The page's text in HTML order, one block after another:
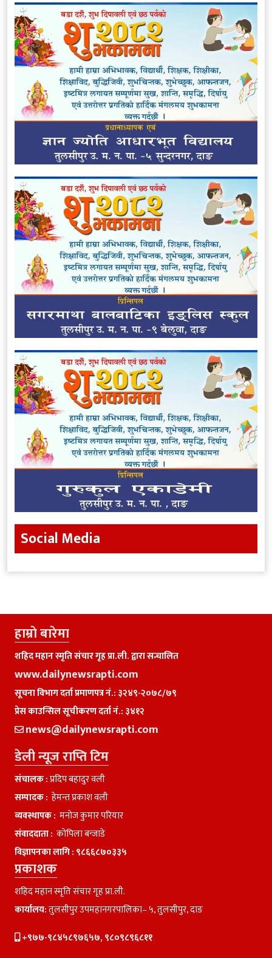
Social Media
हाम्राे बारेमा
शहिद महान स्मृति संचार गृह प्रा.ली. द्वारा सन्चालित
www.dailynewsrapti.com
सूचना विभाग दर्ता प्रमाणपत्र नं.: ३२४९-२०७८/७९
प्रेस काउन्सिल सूचीकरण दर्ता नं.: ३४१२
news@dailynewsrapti.com
डेली न्यूज राप्ति टिम
संचालक :प्रदिप बहादुर वली
सम्पादक : हेमन्त प्रकाश वली
व्यवस्थापक : मनाेज कुमार परियार
संवाददाता : काेपिला बन्जाडे
विज्ञापनका लागि : ९८६६८७०३३५
प्रकाशक
शहिद महान स्मृति संचार गृह प्रा.ली.
कार्यालय:तुलसीपुर उपमहानगरपालिका– ५, तुलसीपुर, दाङ
+९७७-९८४५८९७६५७, ९८०९८९६८११